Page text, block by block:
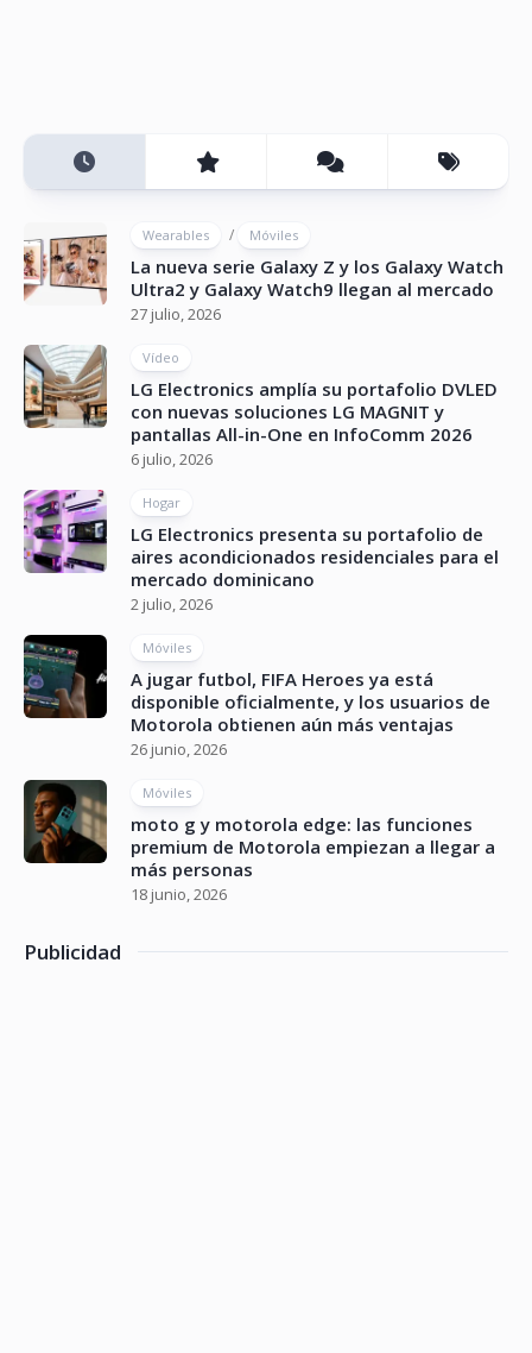
Wearables / Móviles
La nueva serie Galaxy Z y los Galaxy Watch
Ultra2 y Galaxy Watch9 llegan al mercado
27 julio, 2026
Vídeo
LG Electronics amplía su portafolio DVLED
con nuevas soluciones LG MAGNIT y
pantallas All-in-One en InfoComm 2026
6 julio, 2026
Hogar
LG Electronics presenta su portafolio de
aires acondicionados residenciales para el
mercado dominicano
2 julio, 2026
Móviles
A jugar futbol, FIFA Heroes ya está
disponible oficialmente, y los usuarios de
Motorola obtienen aún más ventajas
26 junio, 2026
Móviles
moto g y motorola edge: las funciones
premium de Motorola empiezan a llegar a
más personas
18 junio, 2026
Publicidad